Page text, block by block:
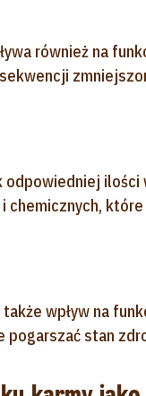
również na
odpowiedniej ilości
i chemicznych,
wpływ na
pogarszać stan